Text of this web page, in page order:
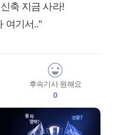
축 지금 사라!
여기서.."
후속기사 원해요
0